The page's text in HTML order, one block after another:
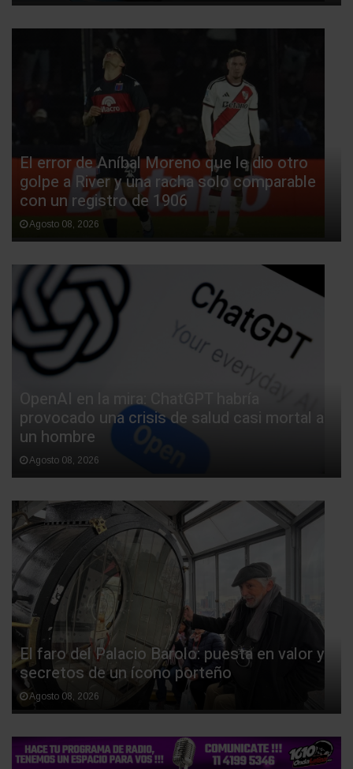
El error de Aníbal Moreno que le dio otro
golpe a River y una racha solo comparable
con un registro de 1906
Agosto 08, 2026
OpenAI en la mira: ChatGPT habría
provocado una crisis de salud casi mortal a
un hombre
Agosto 08, 2026
El faro del Palacio Barolo: puesta en valor y
secretos de un ícono porteño
Agosto 08, 2026